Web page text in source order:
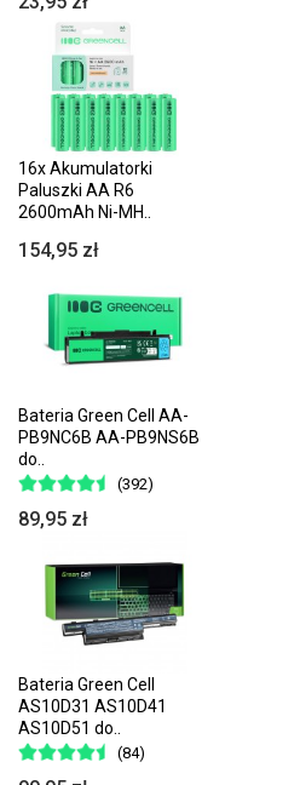
16x Akumulatorki
Paluszki AA R6
2600mAh Ni-MH..
154,95 zł
Bateria Green Cell AA-
PB9NC6B AA-PB9NS6B
do..
(392)
89,95 zł
Bateria Green Cell
AS10D31 AS10D41
AS10D51 do..
(84)